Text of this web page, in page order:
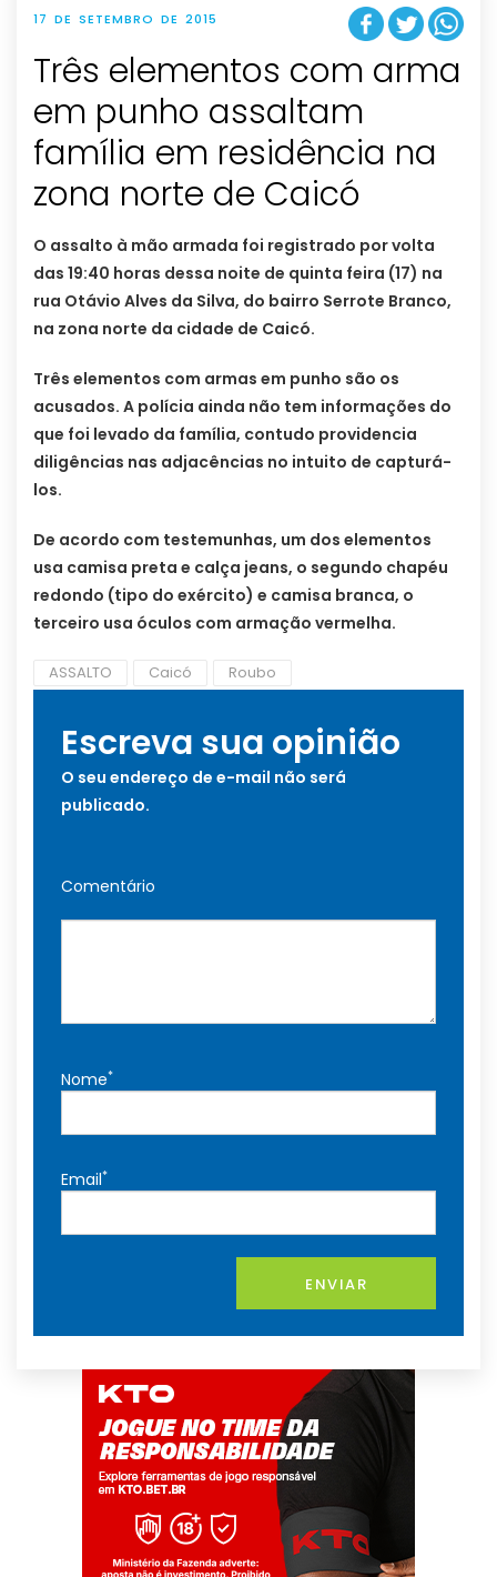
17 DE SETEMBRO DE 2015
Três elementos com arma
em punho assaltam
família em residência na
zona norte de Caicó
O assalto à mão armada foi registrado por volta
das 19:40 horas dessa noite de quinta feira (17) na
rua Otávio Alves da Silva, do bairro Serrote Branco,
na zona norte da cidade de Caicó.
Três elementos com armas em punho são os
acusados. A polícia ainda não tem informações do
que foi levado da família, contudo providencia
diligências nas adjacências no intuito de capturá-
los.
De acordo com testemunhas, um dos elementos
usa camisa preta e calça jeans, o segundo chapéu
redondo (tipo do exército) e camisa branca, o
terceiro usa óculos com armação vermelha.
ASSALTO Caicó Roubo
Escreva sua opinião
O seu endereço de e-mail não será
publicado.
Comentário
Nome*
Email*
ENVIAR